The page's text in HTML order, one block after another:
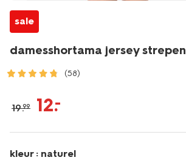
sale
damesshortama jersey strepen
(58)
jersey-
strepen-
19.99 12.–
kleur : naturel